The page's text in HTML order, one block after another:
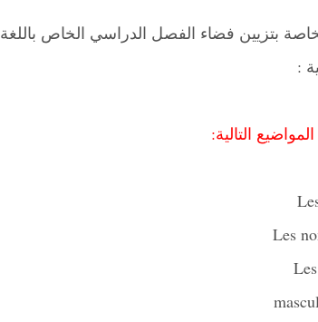
بتزيين فضاء الفصل الدراسي الخاص باللغة
:
التالية:
Les